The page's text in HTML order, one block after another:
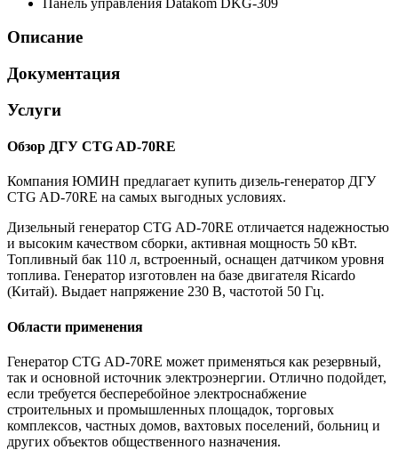
Описание
Документация
Услуги
Обзор ДГУ CTG AD-70RE
Компания ЮМИН предлагает купить дизель-генератор ДГУ
CTG AD-70RE на самых выгодных условиях.
Дизельный генератор CTG AD-70RE отличается надежностью
и высоким качеством сборки, активная мощность 50 кВт.
Топливный бак 110 л, встроенный, оснащен датчиком уровня
топлива. Генератор изготовлен на базе двигателя Ricardo
(Китай). Выдает напряжение 230 В, частотой 50 Гц.
Области применения
Генератор CTG AD-70RE может применяться как резервный,
так и основной источник электроэнергии. Отлично подойдет,
если требуется бесперебойное электроснабжение
строительных и промышленных площадок, торговых
комплексов, частных домов, вахтовых поселений, больниц и
других объектов общественного назначения.